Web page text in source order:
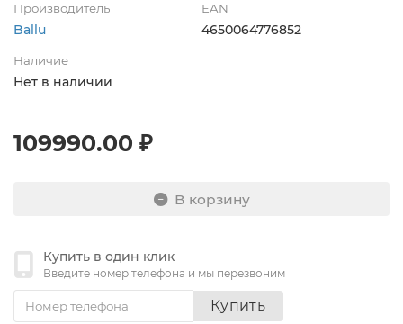
Производитель
Ballu
EAN
4650064776852
Наличие
Нет в наличии
109990.00 ₽
В корзину
Купить в один клик
Введите номер телефона и мы перезвоним
Купить